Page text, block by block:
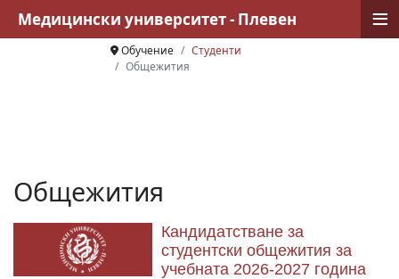
Обучение
Студенти
Общежития
Общежития
Кандидатстване за
студентски общежития за
учебната 2026-2027 година
Медицински университет - Плевен ≡